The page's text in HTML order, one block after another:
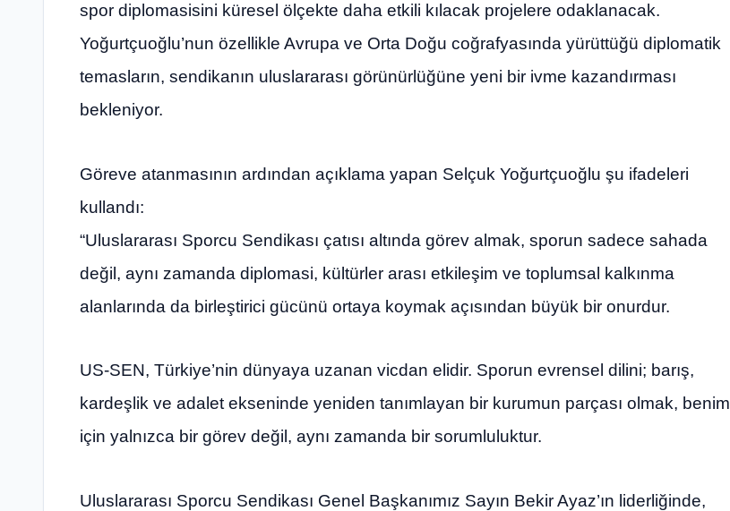
spor diplomasisini küresel ölçekte daha etkili kılacak projelere odaklanacak.
Yoğurtçuoğlu’nun özellikle Avrupa ve Orta Doğu coğrafyasında yürüttüğü diplomatik
temasların, sendikanın uluslararası görünürlüğüne yeni bir ivme kazandırması
bekleniyor.
Göreve atanmasının ardından açıklama yapan Selçuk Yoğurtçuoğlu şu ifadeleri
kullandı:
“Uluslararası Sporcu Sendikası çatısı altında görev almak, sporun sadece sahada
değil, aynı zamanda diplomasi, kültürler arası etkileşim ve toplumsal kalkınma
alanlarında da birleştirici gücünü ortaya koymak açısından büyük bir onurdur.
US-SEN, Türkiye’nin dünyaya uzanan vicdan elidir. Sporun evrensel dilini; barış,
kardeşlik ve adalet ekseninde yeniden tanımlayan bir kurumun parçası olmak, benim
için yalnızca bir görev değil, aynı zamanda bir sorumluluktur.
Uluslararası Sporcu Sendikası Genel Başkanımız Sayın Bekir Ayaz’ın liderliğinde,